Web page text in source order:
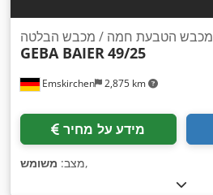
Emskirchen 2,875 km
מכבש הטבעת חמה / מכבש הבלטה
GEBA BAIER49/25
מידע על מחיר
מצב: משומש ,